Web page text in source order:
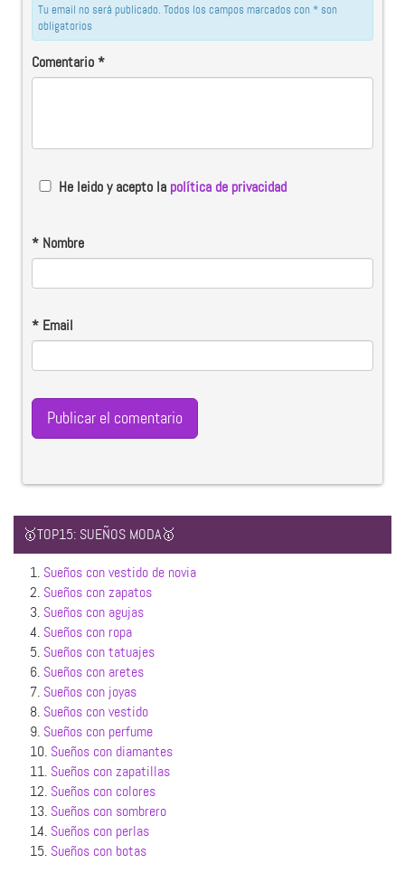
Tu email no será publicado. Todos los campos marcados con * son
obligatorios
Comentario*
He leido y acepto la política de privacidad
* Nombre
* Email
🥇TOP15: SUEÑOS MODA🥇
1. Sueños con vestido de novia
2. Sueños con zapatos
3. Sueños con agujas
4. Sueños con ropa
5. Sueños con tatuajes
6. Sueños con aretes
7. Sueños con joyas
8. Sueños con vestido
9. Sueños con perfume
10. Sueños con diamantes
11. Sueños con zapatillas
12. Sueños con colores
13. Sueños con sombrero
14. Sueños con perlas
15. Sueños con botas